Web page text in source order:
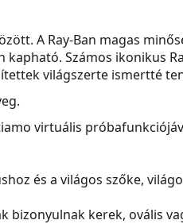
A Ray-Ban magas
Számos ikonikus
világszerte ismertté
virtuális
és a világos szőke,
bizonyulnak kerek, ovális